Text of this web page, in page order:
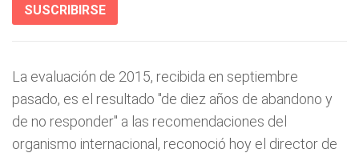
SUSCRIBIRSE
La evaluación de 2015, recibida en septiembre
pasado, es el resultado "de diez años de abandono y
de no responder" a las recomendaciones del
organismo internacional, reconoció hoy el director de